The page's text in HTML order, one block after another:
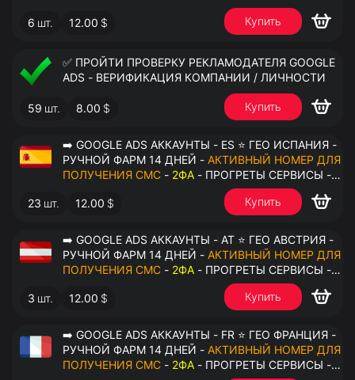
6 шт. 12.00 $ Купить
✅ ПРОЙТИ ПРОВЕРКУ РЕКЛАМОДАТЕЛЯ GOOGLE
ADS - ВЕРИФИКАЦИЯ КОМПАНИИ / ЛИЧНОСТИ
59 шт. 8.00 $ Купить
➡️ GOOGLE ADS АККАУНТЫ - ES ⭐ ГЕО ИСПАНИЯ -
РУЧНОЙ ФАРМ 14 ДНЕЙ - АКТИВНЫЙ НОМЕР ДЛЯ
ПОЛУЧЕНИЯ СМС - 2ФА - ПРОГРЕТЫ СЕРВИСЫ -
23 шт. 12.00 $ Купить
➡️ GOOGLE ADS АККАУНТЫ - AT ⭐ ГЕО АВСТРИЯ -
РУЧНОЙ ФАРМ 14 ДНЕЙ - АКТИВНЫЙ НОМЕР ДЛЯ
ПОЛУЧЕНИЯ СМС - 2ФА - ПРОГРЕТЫ СЕРВИСЫ -
3 шт. 12.00 $ Купить
➡️ GOOGLE ADS АККАУНТЫ - FR ⭐ ГЕО ФРАНЦИЯ -
РУЧНОЙ ФАРМ 14 ДНЕЙ - АКТИВНЫЙ НОМЕР ДЛЯ
ПОЛУЧЕНИЯ СМС - 2ФА - ПРОГРЕТЫ СЕРВИСЫ -